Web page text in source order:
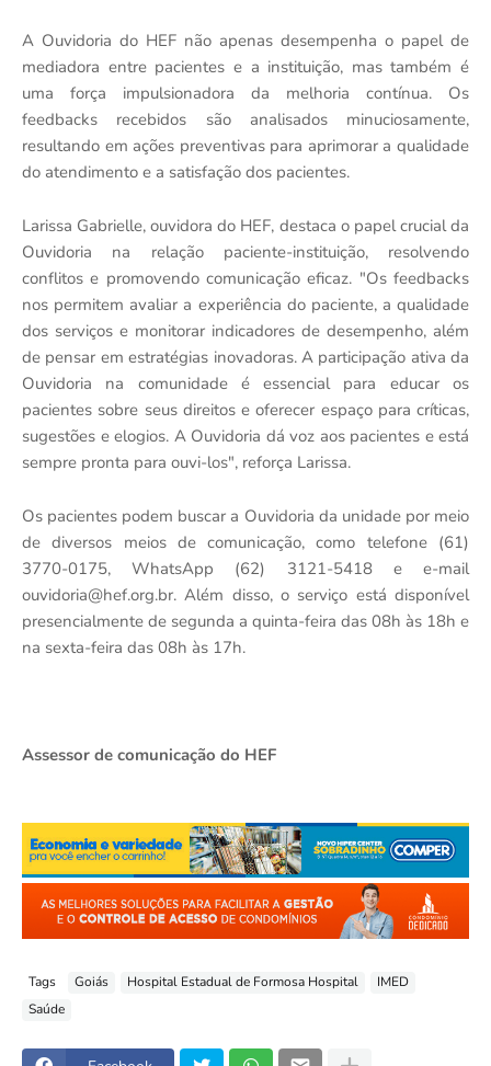
A Ouvidoria do HEF não apenas desempenha o papel de
mediadora entre pacientes e a instituição, mas também é
uma força impulsionadora da melhoria contínua. Os
feedbacks recebidos são analisados minuciosamente,
resultando em ações preventivas para aprimorar a qualidade
do atendimento e a satisfação dos pacientes.
Larissa Gabrielle, ouvidora do HEF, destaca o papel crucial da
Ouvidoria na relação paciente-instituição, resolvendo
conflitos e promovendo comunicação eficaz. "Os feedbacks
nos permitem avaliar a experiência do paciente, a qualidade
dos serviços e monitorar indicadores de desempenho, além
de pensar em estratégias inovadoras. A participação ativa da
Ouvidoria na comunidade é essencial para educar os
pacientes sobre seus direitos e oferecer espaço para críticas,
sugestões e elogios. A Ouvidoria dá voz aos pacientes e está
sempre pronta para ouvi-los", reforça Larissa.
Os pacientes podem buscar a Ouvidoria da unidade por meio
de diversos meios de comunicação, como telefone (61)
3770-0175, WhatsApp (62) 3121-5418 e e-mail
ouvidoria@hef.org.br. Além disso, o serviço está disponível
presencialmente de segunda a quinta-feira das 08h às 18h e
na sexta-feira das 08h às 17h.
Assessor de comunicação do HEF
Tags Goiás Hospital Estadual de Formosa Hospital
IMED
Saúde